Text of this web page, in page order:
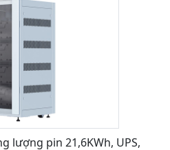
lượng pin 21,6KWh, UPS,